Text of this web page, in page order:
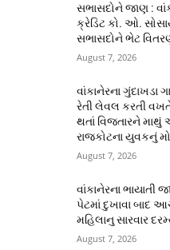
સભાસદોને જાણ :
ક્રેડિટ કો. ઓ.
સભાસદોને ભેટ
August 7, 2026
વાંકાનેરના ગુંદાખડા
રેતી લેવલ કરતી
થતાં વિજતારને માથું
રાજકોટના યુવકનું
August 7, 2026
વાંકાનેરના ભાયાતી
પેટમાં દુખાવા બાદ
મહિલાનુ સારવાર
August 7, 2026